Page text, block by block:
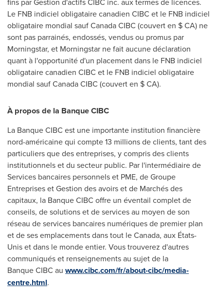
Le FNB indiciel obligataire canadien CIBC et le FNB indiciel
obligataire mondial sauf Canada CIBC (couvert en $ CA) ne
sont pas parrainés, endossés, vendus ou promus par
Morningstar, et Morningstar ne fait aucune déclaration
quant à l'opportunité d'un placement dans le FNB indiciel
obligataire canadien CIBC et le FNB indiciel obligataire
mondial sauf Canada CIBC (couvert en $ CA).
À propos de la Banque CIBC
La Banque CIBC est une importante institution financière
nord-américaine qui compte 13 millions de clients, tant des
particuliers que des entreprises, y compris des clients
institutionnels et du secteur public. Par l'intermédiaire de
Services bancaires personnels et PME, de Groupe
Entreprises et Gestion des avoirs et de Marchés des
capitaux, la Banque CIBC offre un éventail complet de
conseils, de solutions et de services au moyen de son
réseau de services bancaires numériques de premier plan
et de ses emplacements dans tout leCanada, aux États-
Unis et dans le monde entier. Vous trouverez d'autres
communiqués et renseignements au sujet de la
Banque CIBC au www.cibc.com/fr/about-cibc/media-
centre.html.